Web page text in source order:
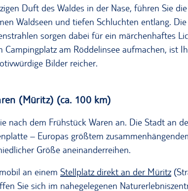
Duft des Waldes in der Nase, führen Sie
Waldseen und tiefen Schluchten entlang.
sorgen dabei für ein märchenhaftes
Campingplatz am Röddelinsee aufmachen, ist
Bilder reicher.
(Müritz) (ca. 100 km)
nach dem Frühstück Waren an. Die Stadt an
– Europas größtem
Größe aneinanderreihen.
an einem Stellplatz direkt an der Müritz
Sie sich im nahegelegenen